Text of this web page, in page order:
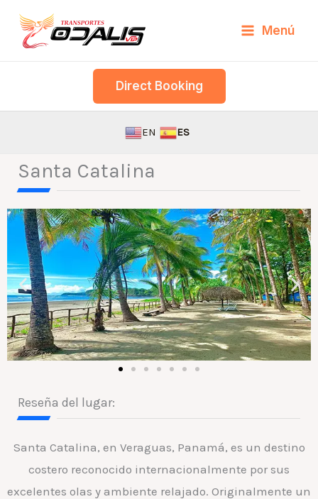
Skip
Menú
Direct Booking
EN ES
Santa Catalina
Reseña del lugar:
Santa Catalina, en Veraguas, Panamá, es un destino
costero reconocido internacionalmente por sus
excelentes olas y ambiente relajado. Originalmente un